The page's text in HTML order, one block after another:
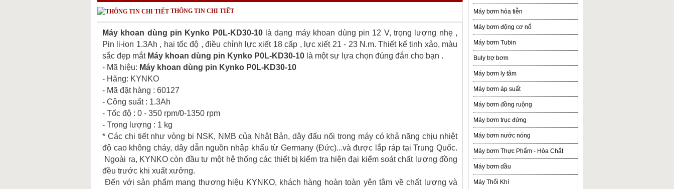
THÔNG TIN CHI TIẾT
Máy khoan dùng pin Kynko P0L-KD30-10là dạng máy khoan dùng pin 12 V, trọng lượng nhẹ ,
Pin li-ion 1.3Ah , hai tốc độ , điều chỉnh lực xiết 18 cấp , lực xiết 21 - 23 N.m. Thiết kế tinh xảo, màu
sắc đẹp mắt Máy khoan dùng pin Kynko P0L-KD30-10 là một sự lựa chọn đúng đắn cho bạn .
- Mã hiệu: Máy khoan dùng pin Kynko P0L-KD30-10
- Hãng: KYNKO
- Mã đặt hàng : 60127
- Công suất : 1.3Ah
- Tốc độ : 0 - 350 rpm/0-1350 rpm
- Trọng lượng : 1 kg
* Các chi tiết như vòng bi NSK, NMB của Nhật Bản, dây đấu nối trong máy có khả năng chịu nhiệt
độ cao không cháy, dây dẫn nguồn nhập khẩu từ Germany (Đức)...và được lắp ráp tại Trung Quốc.
Ngoài ra, KYNKO còn đầu tư một hệ thống các thiết bị kiểm tra hiện đại kiểm soát chất lượng đồng
đều trước khi xuất xưởng.
Đến với sản phẩm mang thương hiệu KYNKO, khách hàng hoàn toàn yên tâm về chất lượng và
Máy bơm hỏa tiễn
Máy bơm động cơ nổ
Máy bơm Tubin
Buly trợ bơm
Máy bơm ly tâm
Máy bơm áp suất
Máy bơm đồng ruộng
Máy bơm trục đứng
Máy bơm nước nóng
Máy bơm Thực Phẩm - Hóa Chất
Máy bơm dầu
Máy Thổi Khí